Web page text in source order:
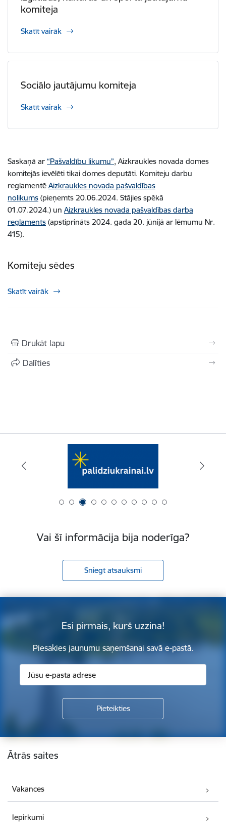
komiteja
Skatīt vairāk
Sociālo jautājumu komiteja
Skatīt vairāk
Saskaņā ar “Pašvaldību likumu”, Aizkraukles novada domes
komitejās ievēlēti tikai domes deputāti. Komiteju darbu
reglamentē Aizkraukles novada pašvaldības
nolikums (pieņemts 20.06.2024. Stājies spēkā
01.07.2024.) un Aizkraukles novada pašvaldības darba
reglaments (apstiprināts 2024. gada 20. jūnijā ar lēmumu Nr.
415).
Komiteju sēdes
Skatīt vairāk
Drukāt lapu
Dalīties
Vai šī informācija bija noderīga?
Sniegt atsauksmi
Esi pirmais, kurš uzzina!
Piesakies jaunumu saņemšanai savā e-pastā.
Kājene
Ātrās saites
Vakances
Iepirkumi